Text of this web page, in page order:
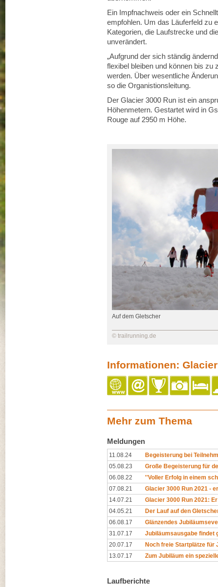
Ein Impfnachweis oder ein
empfohlen. Um das Läuferfeld zu
Kategorien, die Laufstrecke und
unverändert.
„Aufgrund der sich ständig
flexibel bleiben und können bis zu
werden. Über wesentliche
so die Organistionsleitung.
Der Glacier 3000 Run ist ein
Höhenmetern. Gestartet wird in
Rouge auf 2950 m Höhe.
Auf dem Gletscher
© trailrunning.de
Informationen:
Mehr zum Thema
Meldungen
11.08.24
Begeisterung bei
05.08.23
Große Begeisterung für
06.08.22
''Voller Erfolg in einem
07.08.21
Glacier 3000 Run 2021 -
14.07.21
Glacier 3000 Run 2021:
04.05.21
Der Lauf auf den
06.08.17
Glänzendes
31.07.17
Jubiläumsausgabe findet
20.07.17
Noch freie Startplätze für
13.07.17
Zum Jubiläum ein
Laufberichte